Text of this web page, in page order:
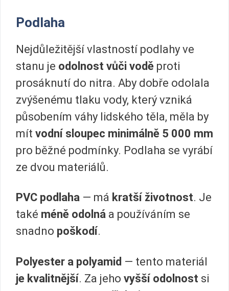
Podlaha
Nejdůležitější vlastností podlahy ve
stanu je odolnost vůči vodě proti
prosáknutí do nitra. Aby dobře odolala
zvýšenému tlaku vody, který vzniká
působením váhy lidského těla, měla by
mít vodní sloupec minimálně 5 000 mm
pro běžné podmínky. Podlaha se vyrábí
ze dvou materiálů.
PVC podlaha — má kratší životnost. Je
také méně odolná a používáním se
snadno poškodí.
Polyester a polyamid — tento materiál
je kvalitnější. Za jeho vyšší odolnost si